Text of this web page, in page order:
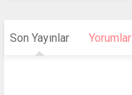
Son Yayınlar Yorumlar